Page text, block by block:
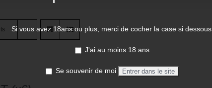
Si vous avez 18ans ou plus, merci de cocher la case si dessous
J'ai au moins 18 ans
Se souvenir de moi